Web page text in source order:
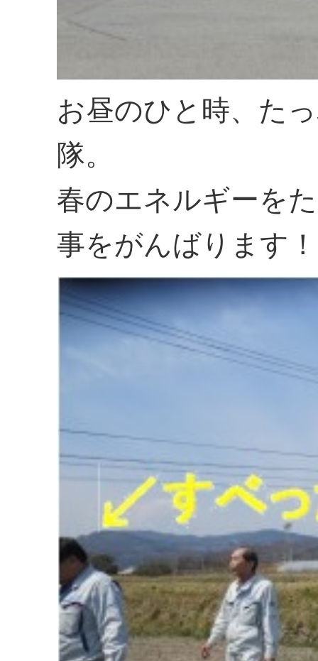
お昼のひと時、た
隊。
春のエネルギーを
事をがんばります！